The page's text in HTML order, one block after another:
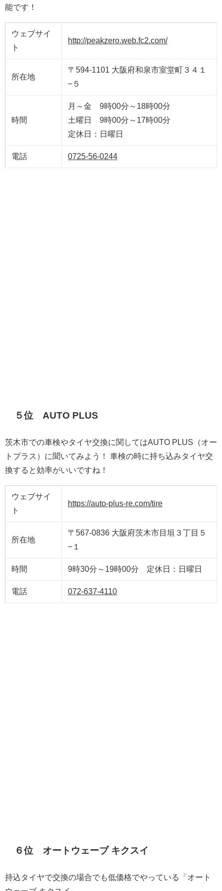
能です！
ウェブサイ
ト
http://peakzero.web.fc2.com/
所在地
〒594-1101 大阪府和泉市室堂町３４１
−５
時間
月～金 9時00分～18時00分
土曜日 9時00分～17時00分
定休日：日曜日
電話 0725-56-0244
５位 AUTO PLUS
茨木市での車検やタイヤ交換に関してはAUTO PLUS（オー
トプラス）に聞いてみよう！ 車検の時に持ち込みタイヤ交
換すると効率がいいですね！
ウェブサイ
ト
https://auto-plus-re.com/tire
所在地
〒567-0836 大阪府茨木市目垣３丁目５
−１
時間 9時30分～19時00分 定休日：日曜日
電話 072-637-4110
６位 オートウェーブ キクスイ
持込タイヤで交換の場合でも低価格でやっている「オート